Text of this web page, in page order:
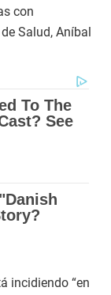
con
Salud, Aníbal
incidiendo “en